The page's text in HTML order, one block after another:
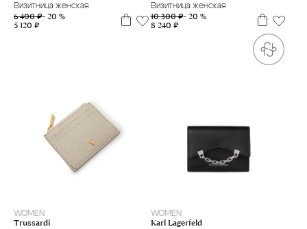
Визитница женская
6 400 ₽- 20 %
5 120 ₽
Визитница женская
10 300 ₽- 20 %
8 240 ₽
WOMEN
Trussardi
WOMEN
Karl Lagerfeld